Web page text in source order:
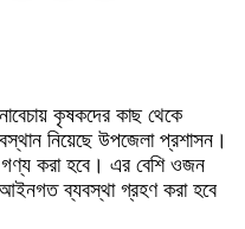
কৃষকদের কাছ থেকে
নিয়েছে উপজেলা প্রশাসন।
করা হবে। এর বেশি ওজন
আইনগত ব্যবস্থা গ্রহণ করা হবে